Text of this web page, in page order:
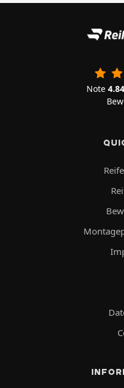
Note 4.84